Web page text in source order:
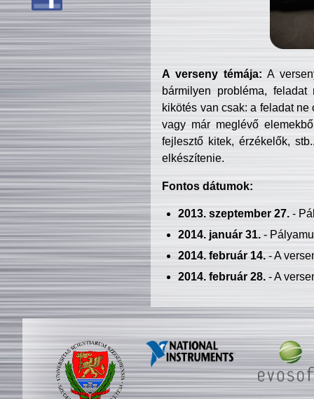
A verseny témája: A
bármilyen probléma, feladat
kikötés van csak: a feladat
vagy már meglévő
fejlesztő kitek, érzékelők,
elkészítenie.
Fontos dátumok:
2013. szeptember 27.-
2014. január 31.-
2014. február 14.- A
2014. február 28.- A